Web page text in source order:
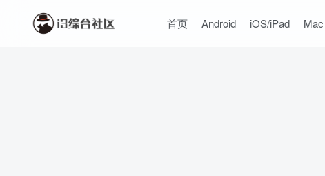
首页 Android iOS/iPad Mac